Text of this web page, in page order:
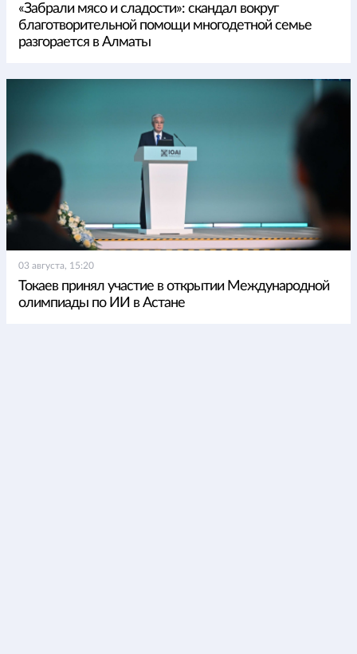
«Забрали мясо и сладости»: скандал вокруг
благотворительной помощи многодетной семье
разгорается в Алматы
03 августа, 15:20
Токаев принял участие в открытии Международной
олимпиады по ИИ в Астане